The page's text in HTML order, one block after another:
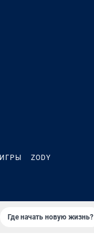
ИГРЫ ZODY
Где начать новую жизнь?